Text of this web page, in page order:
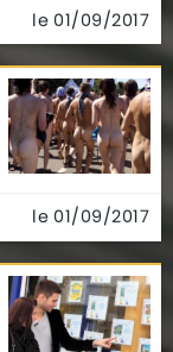
le 01/09/2017
le 01/09/2017